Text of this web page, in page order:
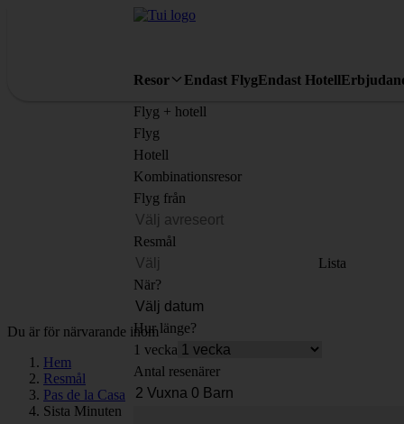
Resor Endast FlygEndast Hotell
Flyg + hotell
Flyg
Hotell
Kombinationsresor
Flyg från
Resmål
Lista
När?
Hur länge?
1 vecka
Antal resenärer
Du är för närvarande inom
Hem
Resmål
Pas de la Casa
Sista Minuten